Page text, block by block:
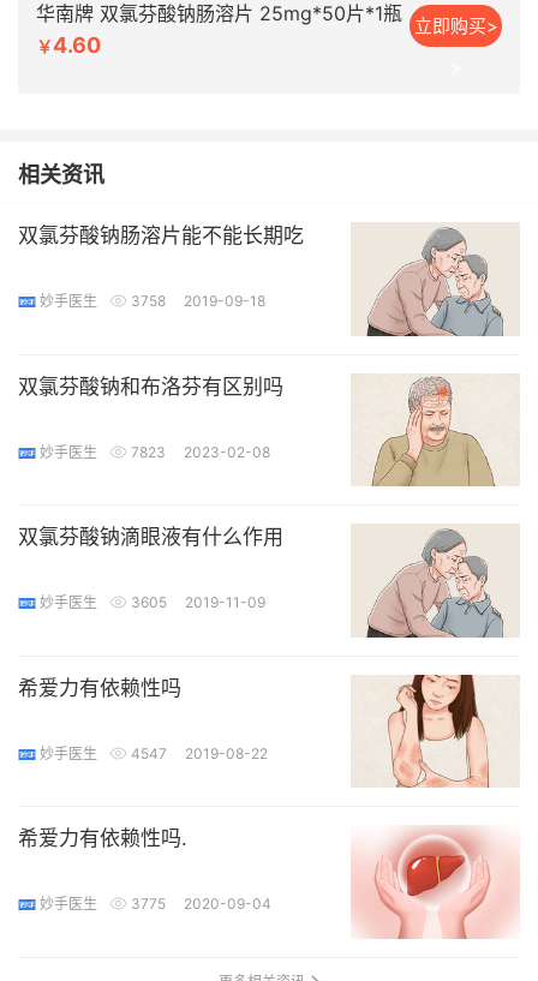
华南牌 双氯芬酸钠肠溶片 25mg*50片*1瓶
￥4.60
立即购买>
相关资讯
双氯芬酸钠肠溶片能不能长期吃
妙手医生 3758 2019-09-18
双氯芬酸钠和布洛芬有区别吗
妙手医生 7823 2023-02-08
双氯芬酸钠滴眼液有什么作用
妙手医生 3605 2019-11-09
希爱力有依赖性吗
妙手医生 4547 2019-08-22
希爱力有依赖性吗.
妙手医生 3775 2020-09-04